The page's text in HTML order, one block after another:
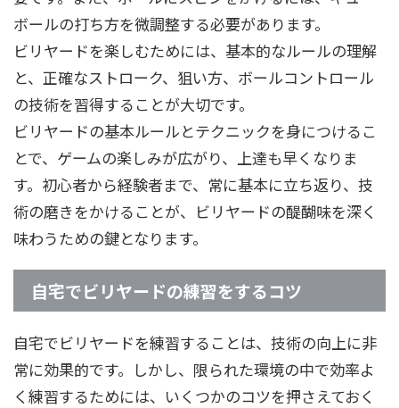
ボールの打ち方を微調整する必要があります。
ビリヤードを楽しむためには、基本的なルールの理解
と、正確なストローク、狙い方、ボールコントロール
の技術を習得することが大切です。
ビリヤードの基本ルールとテクニックを身につけるこ
とで、ゲームの楽しみが広がり、上達も早くなりま
す。初心者から経験者まで、常に基本に立ち返り、技
術の磨きをかけることが、ビリヤードの醍醐味を深く
味わうための鍵となります。
自宅でビリヤードの練習をするコツ
自宅でビリヤードを練習することは、技術の向上に非
常に効果的です。しかし、限られた環境の中で効率よ
く練習するためには、いくつかのコツを押さえておく